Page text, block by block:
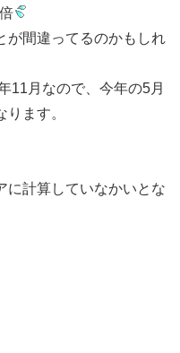
が間違ってるのかもしれ
11月なので、今年の5月
ます。
に計算していなかいとな